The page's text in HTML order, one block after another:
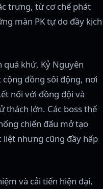
trưng, từ cơ chế phát
màn PK tự do đầy kịch
quá khứ, Kỷ Nguyên
đồng sôi động, nơi
nối với đồng đội và
thách lớn. Các boss thế
chiến đấu mở tạo
nhưng cũng đầy hấp
và cải tiến hiện đại,